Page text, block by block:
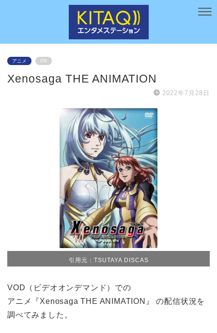
アニメ PR
Xenosaga THE ANIMATION
2022年7月28日
引用元：TSUTAYA DISCAS
VOD（ビデオオンデマンド）での
アニメ『Xenosaga THE ANIMATION』 の配信状況を
調べてみました。